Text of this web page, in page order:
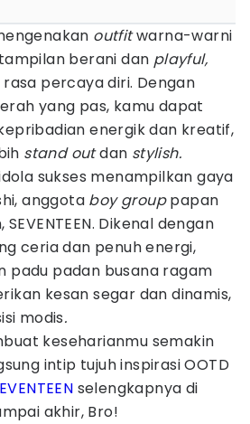
outfitwarna-warni
berani dan playful,
percaya diri. Dengan
yang pas, kamu dapat
energik dan kreatif,
stand outdan stylish.
sukses menampilkan gaya
anggota boy grouppapan
Dikenal dengan
ceria dan penuh energi,
padu padan busana ragam
kesan segar dan dinamis,
modis.
keseharianmu semakin
intip tujuh inspirasi OOTD
selengkapnya di
akhir, Bro!